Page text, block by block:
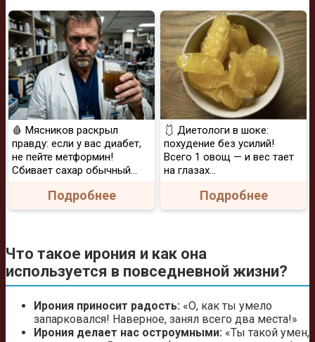
🩸 Мясников раскрыл
правду: если у вас диабет,
не пейте метформин!
Сбивает сахар обычный...
Подробнее
🩱 Диетологи в шоке:
похудение без усилий!
Всего 1 овощ — и вес тает
на глазах…
Подробнее
Что такое ирония и как она
используется в повседневной жизни?
Ирония приносит радость: «О, как ты умело
запарковался! Наверное, занял всего два места!»
Ирония делает нас остроумными: «Ты такой умен,